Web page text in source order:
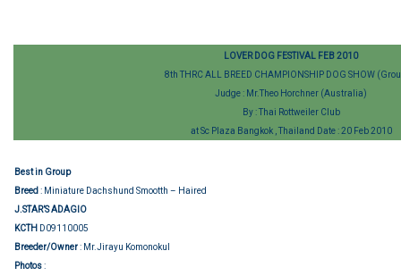
LOVER DOG FESTIVAL FEB 2010
8th THRC ALL BREED CHAMPIONSHIP DOG SHOW
Judge : Mr.Theo Horchner (Australia)
By : Thai Rottweiler Club
at Sc Plaza Bangkok , Thailand Date : 20 Feb 2010
Best in Group
Breed : Miniature Dachshund Smootth – Haired
J.STAR’S ADAGIO
KCTH D09110005
Breeder/Owner: Mr.Jirayu Komonokul
Photos: